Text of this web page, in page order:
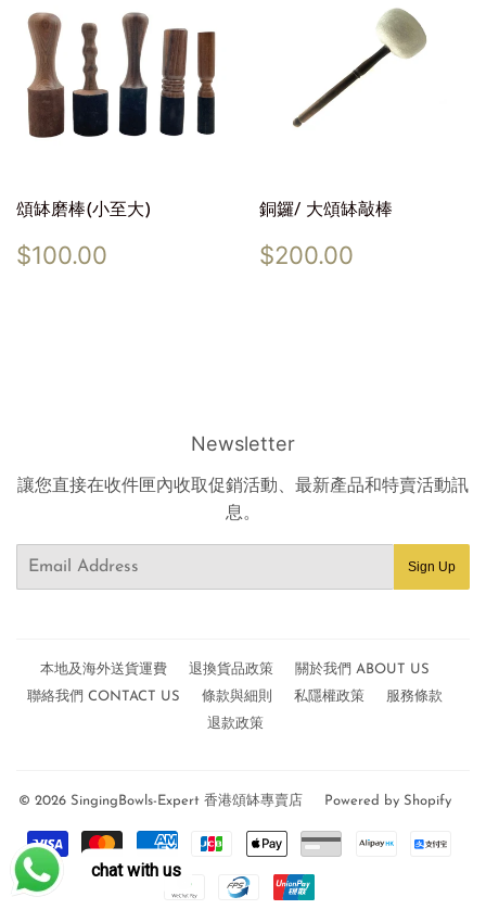
頌缽磨棒(小至大)
Regular
price
$100.00
銅鑼/ 大頌缽敲棒
Regular
price
$200.00
Newsletter
讓您直接在收件匣內收取促銷活動、最新產品和特賣活動訊
息。
Email
Sign Up
本地及海外送貨運費 退換貨品政策
關於我們 ABOUT US
聯絡我們 CONTACT US
條款與細則 私隱權政策
服務條款
退款政策
© 2026 SingingBowls-Expert 香港頌缽專賣店 Powered by Shopify
Payment
icons
chat with us